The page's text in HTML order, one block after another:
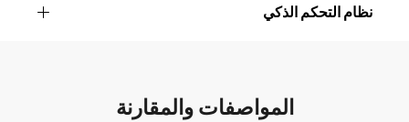
نظام التحكم الذكي
المواصفات والمقارنة